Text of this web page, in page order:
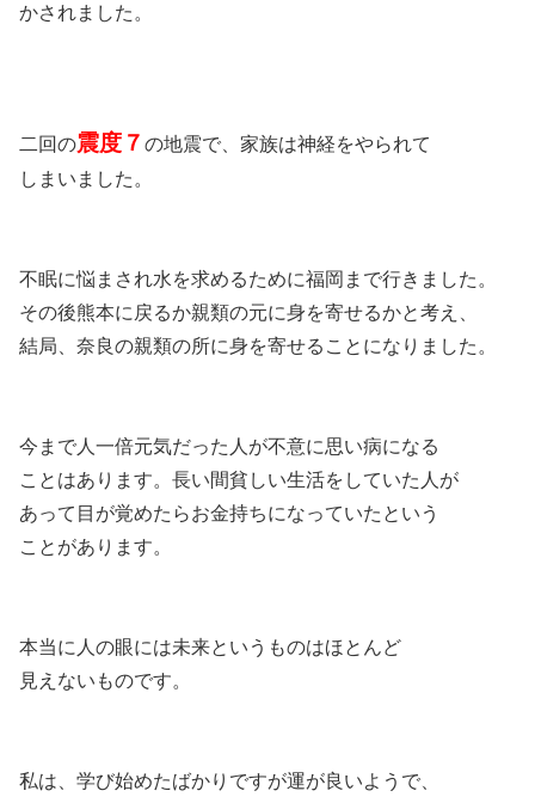
かされました。
二回の震度７ の地震で、家族は神経をやられて
しまいました。
不眠に悩まされ水を求めるために福岡まで行きました。
その後熊本に戻るか親類の元に身を寄せるかと考え、
結局、奈良の親類の所に身を寄せることになりました。
今まで人一倍元気だった人が不意に思い病になる
ことはあります。長い間貧しい生活をしていた人が
あって目が覚めたらお金持ちになっていたという
ことがあります。
本当に人の眼には未来というものはほとんど
見えないものです。
私は、学び始めたばかりですが運が良いようで、